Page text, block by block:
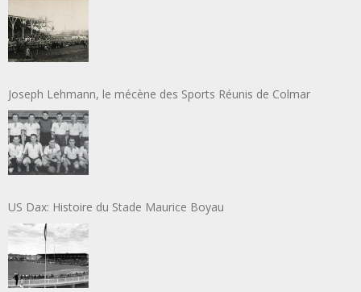
Joseph Lehmann, le mécène des Sports Réunis de Colmar
US Dax: Histoire du Stade Maurice Boyau